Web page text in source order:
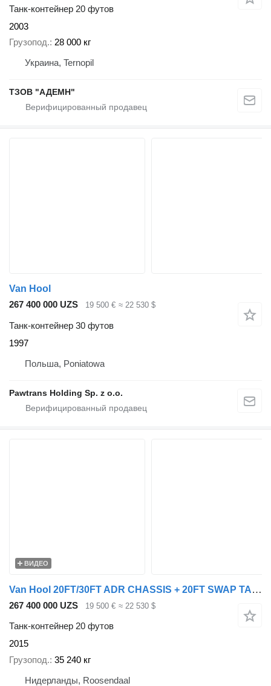
Танк-контейнер 20 футов
2003
Грузопод. 28 000 кг
Украина, Ternopil
ТЗОВ "АДЕМН"
Van Hool
267 400 000 UZS
19 500 € ≈ 22 530 $
Танк-контейнер 30 футов
1997
Польша, Poniatowa
Pawtrans Holding Sp. z o.o.
ВИДЕО
Van Hool 20FT/30FT ADR CHASSIS + 20FT SWAP TANKCONTAINER 31.180L 1-COMPAR
267 400 000 UZS 19 500 € ≈ 22 530 $
Танк-контейнер 20 футов
2015
Грузопод. 35 240 кг
Нидерланды, Roosendaal